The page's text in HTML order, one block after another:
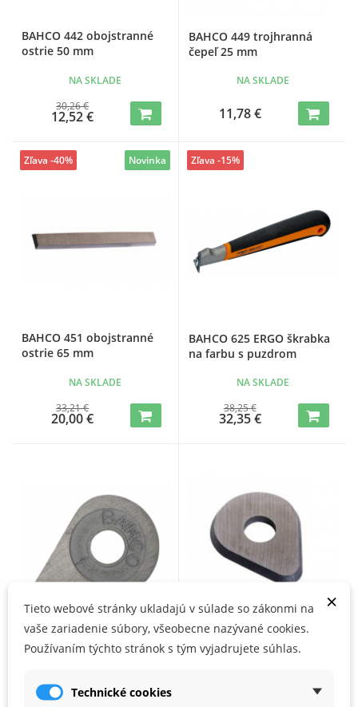
BAHCO 442 obojstranné
ostrie 50 mm
NA SKLADE
30,26 €
12,52 €
BAHCO 449 trojhranná
čepeľ 25 mm
NA SKLADE
11,78 €
BAHCO 451 obojstranné
ostrie 65 mm
NA SKLADE
33,21 €
20,00 €
Zľava -40% Novinka
BAHCO 625 ERGO škrabka
na farbu s puzdrom
NA SKLADE
38,25 €
32,35 €
Zľava -15%
BAHCO 625-DROP čepeľ
pre škrabku 625 v tvare
NA SKLADE
BAHCO 625-PEAR čepeľ pre
škrabku 625 v tvare
×
Tieto webové stránky ukladajú v súlade so zákonmi na
vaše zariadenie súbory, všeobecne nazývané cookies.
Používaním týchto stránok s tým vyjadrujete súhlas.
Technické cookies